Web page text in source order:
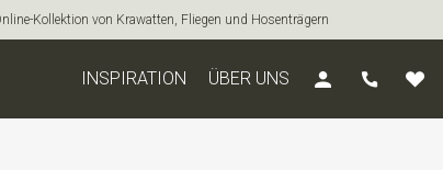
Kollektion von Krawatten, Fliegen und Hosenträgern
INSPIRATION ÜBER UNS